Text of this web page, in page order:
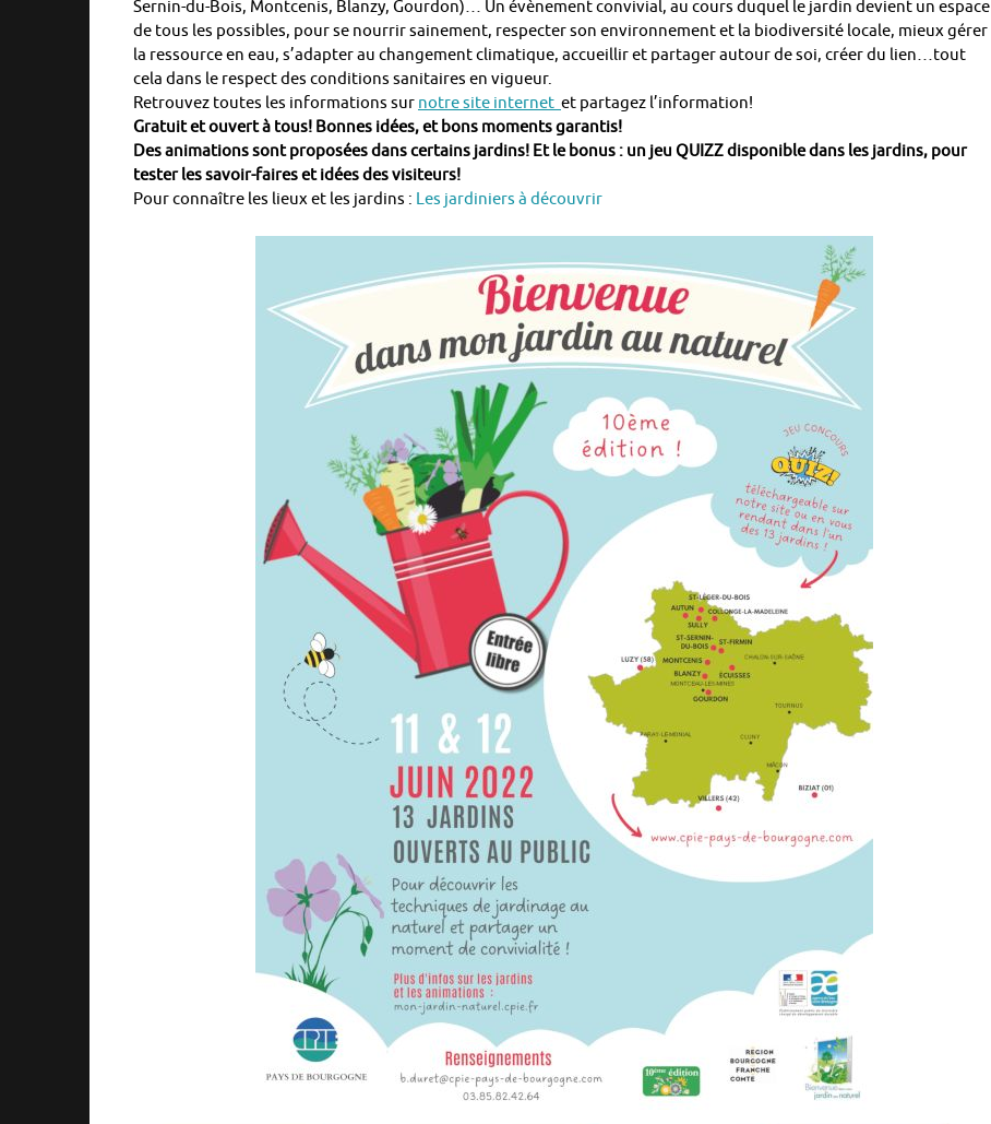
Sernin-du-Bois, Montcenis, Blanzy, Gourdon)… Un évènement convivial, au cours duquel le jardin devient un espace
de tous les possibles, pour se nourrir sainement, respecter son environnement et la biodiversité locale, mieux gérer
la ressource en eau, s’adapter au changement climatique, accueillir et partager autour de soi, créer du lien…tout
cela dans le respect des conditions sanitaires en vigueur.
Retrouvez toutes les informations sur notre site internet et partagez l’information!
Gratuit et ouvert à tous! Bonnes idées, et bons moments garantis!
Des animations sont proposées dans certains jardins! Et le bonus : un jeu QUIZZ disponible dans les jardins, pour
tester les savoir-faires et idées des visiteurs!
Pour connaître les lieux et les jardins : Les jardiniers à découvrir